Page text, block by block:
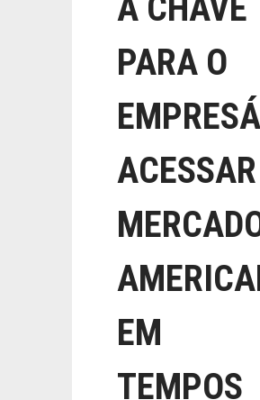
A CHAVE
PARA O
EM
TEMPOS